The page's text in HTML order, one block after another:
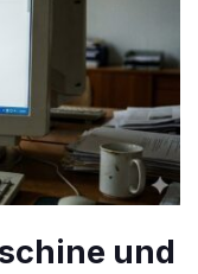
und